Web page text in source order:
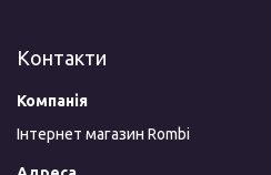
Контакти
Інтернет магазин Rombi